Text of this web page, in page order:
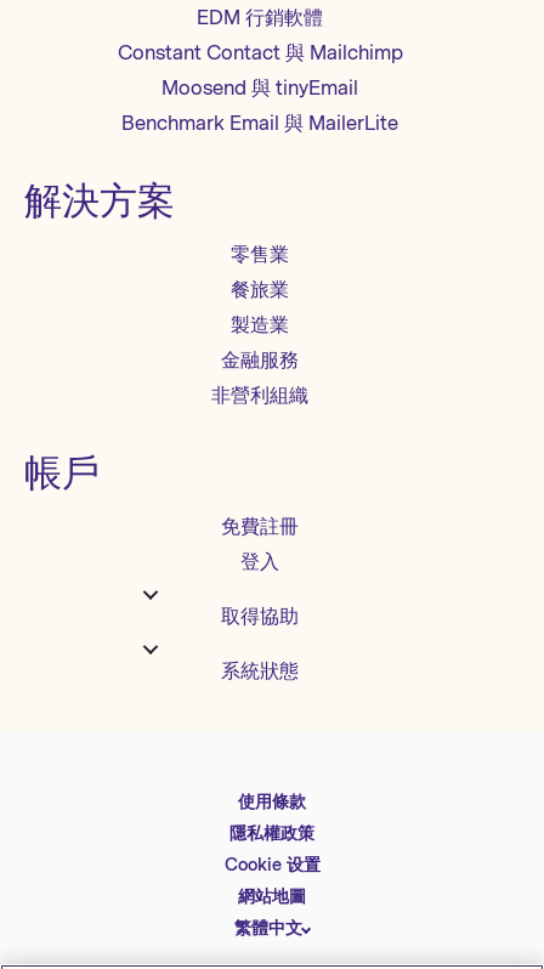
EDM 行銷軟體
Constant Contact 與 Mailchimp
Moosend 與 tinyEmail
Benchmark Email 與 MailerLite
解決方案
零售業
餐旅業
製造業
金融服務
非營利組織
帳戶
免費註冊
登入
取得協助
系統狀態
使用條款
隱私權政策
Cookie 设置
網站地圖
繁體中文
English
Español
Deutsch
简体中文